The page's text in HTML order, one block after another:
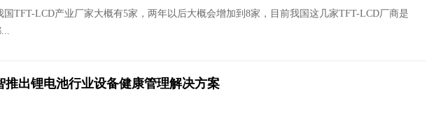
TFT-LCD产业厂家大概有5家，两年以后大概会增加到8家，目前我国这几家TFT-LCD厂商是
出锂电池行业设备健康管理解决方案